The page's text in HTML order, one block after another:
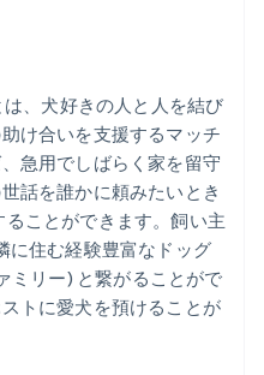
、犬好きの人と人を結び
け合いを支援するマッチ
急用でしばらく家を留守
話を誰かに頼みたいとき
ことができます。飼い主
に住む経験豊富なドッグ
ミリー) と繋がることがで
トに愛犬を預けることが